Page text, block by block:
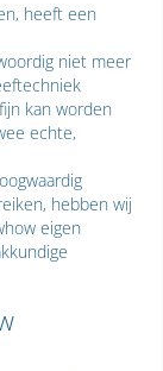
heeft een
niet meer
kan worden
echte,
hebben wij
eigen